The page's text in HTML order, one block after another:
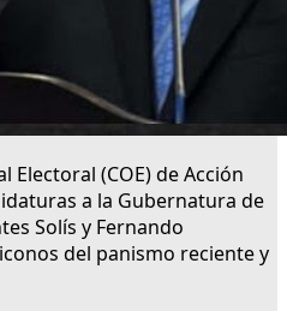
Electoral (COE) de Acción
a la Gubernatura de
Solís y Fernando
del panismo reciente y